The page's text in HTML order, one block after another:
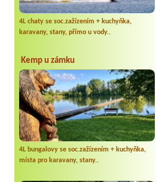
4L chaty se soc.zažízením + kuchyňka,
karavany, stany, přímo u vody..
Kemp u zámku
4L bungalovy se soc.zažízením + kuchyňka,
místa pro karavany, stany..